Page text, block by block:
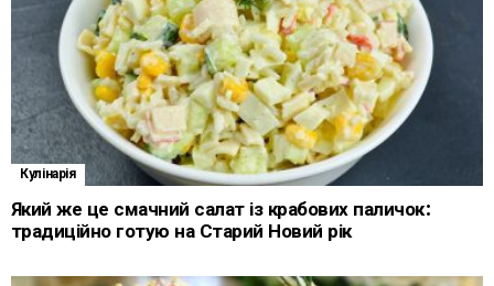
Кулінарія
Який же це смачний салат із крабових паличок:
традиційно готую на Старий Новий рік